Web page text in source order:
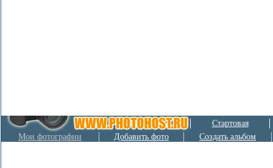
Стартовая
Мои фотографии
Добавить фото Создать альбом